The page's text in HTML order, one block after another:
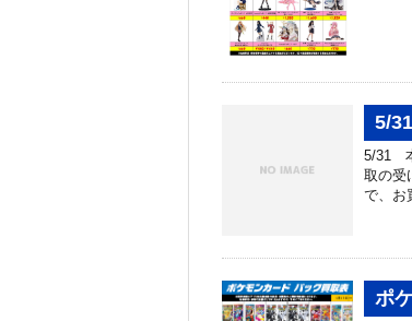
5/
5/31
取の受
で、お
ポ